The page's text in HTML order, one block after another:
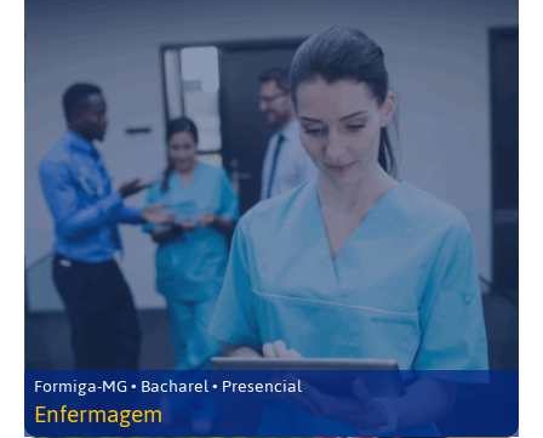
Formiga-MG • Bacharel • Presencial
Enfermagem